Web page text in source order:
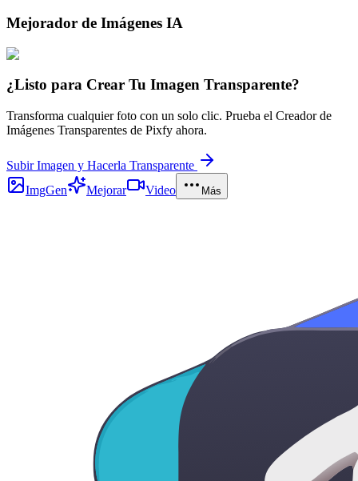
Mejorador de Imágenes IA
¿Listo para Crear Tu Imagen Transparente?
Transforma cualquier foto con un solo clic. Prueba el Creador de
Imágenes Transparentes de Pixfy ahora.
Subir Imagen y Hacerla Transparente
ImgGen
Mejorar Video Más